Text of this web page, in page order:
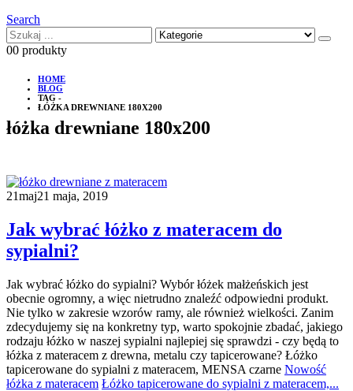
Search
00 produkty
HOME
BLOG
TAG -
ŁÓŻKA DREWNIANE 180X200
łóżka drewniane 180x200
21maj21 maja, 2019
Jak wybrać łóżko z materacem do
sypialni?
Jak wybrać łóżko do sypialni? Wybór łóżek małżeńskich jest
obecnie ogromny, a więc nietrudno znaleźć odpowiedni produkt.
Nie tylko w zakresie wzorów ramy, ale również wielkości. Zanim
zdecydujemy się na konkretny typ, warto spokojnie zbadać, jakiego
rodzaju łóżko w naszej sypialni najlepiej się sprawdzi - czy będą to
łóżka z materacem z drewna, metalu czy tapicerowane? Łóżko
tapicerowane do sypialni z materacem, MENSA czarne Nowość
łóżka z materacem Łóżko tapicerowane do sypialni z materacem,...